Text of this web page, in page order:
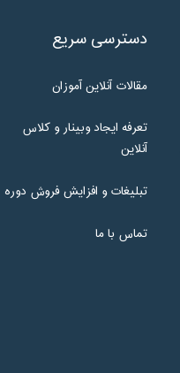
دسترسی سریع
مقالات آنلاین آموزان
تعرفه ایجاد وبینار و کلاس
آنلاین
تبلیغات و افزایش فروش دوره
تماس با ما